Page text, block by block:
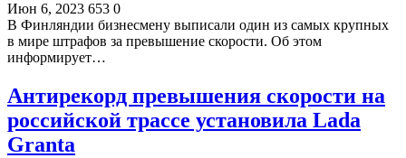
Июн 6, 2023 653 0
В Финляндии бизнесмену выписали один из самых крупных
в мире штрафов за превышение скорости. Об этом
информирует…
Антирекорд превышения скорости на
российской трассе установила Lada
Granta